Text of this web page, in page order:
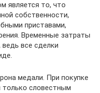
является то, что
собственности,
приставами,
Временные затраты
все сделки
медали. При покупке
словестным